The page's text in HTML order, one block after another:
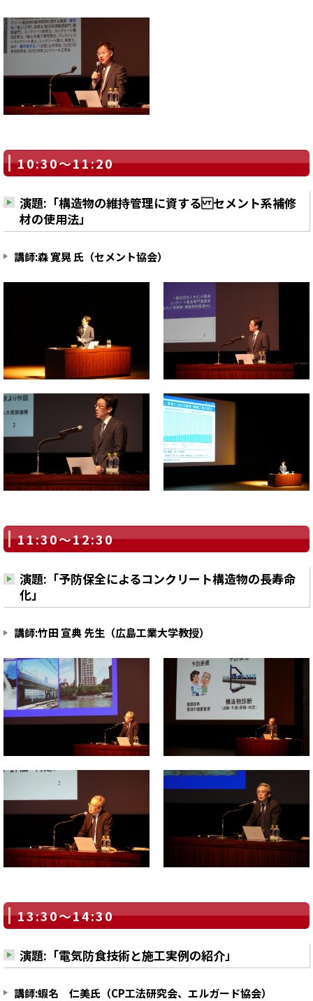
10:30～11:20
演題:「構造物の維持管理に資する セメント系補修
材の使用法」
講師:森 寛晃 氏（セメント協会）
11:30～12:30
演題:「予防保全によるコンクリート構造物の長寿命
化」
講師:竹田 宣典 先生（広島工業大学教授）
13:30～14:30
演題:「電気防食技術と施工実例の紹介」
講師:蝦名 仁美氏（CP工法研究会、エルガード協会）